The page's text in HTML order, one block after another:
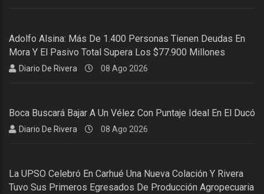
Adolfo Alsina: Más De 1.400 Personas Tienen Deudas En
Mora Y El Pasivo Total Supera Los $77.900 Millones
Diario De Rivera 08 Ago 2026
Boca Buscará Bajar A Un Vélez Con Puntaje Ideal En El Ducó
Diario De Rivera 08 Ago 2026
La UPSO Celebró En Carhué Una Nueva Colación Y Rivera
Tuvo Sus Primeros Egresados De Producción Agropecuaria